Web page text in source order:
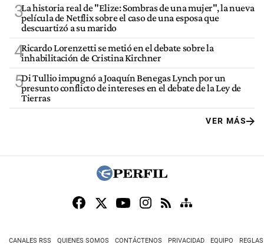
3La historia real de "Elize: Sombras de una mujer", la nueva
película de Netflix sobre el caso de una esposa que
descuartizó a su marido
4Ricardo Lorenzetti se metió en el debate sobre la
inhabilitación de Cristina Kirchner
5Di Tullio impugnó a Joaquín Benegas Lynch por un
presunto conflicto de intereses en el debate de la Ley de
Tierras
VER MÁS
CANALES RSS QUIENES SOMOS CONTÁCTENOS PRIVACIDAD EQUIPO